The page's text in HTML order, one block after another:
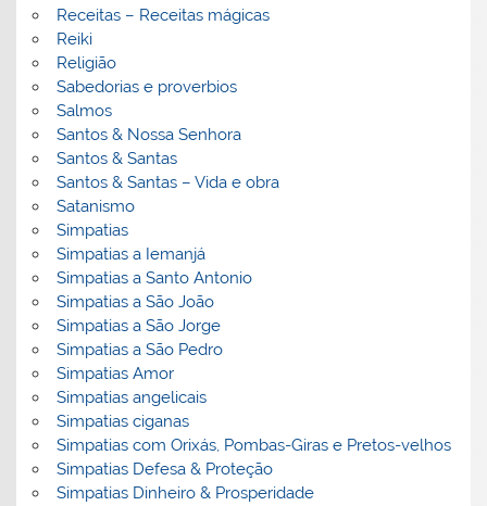
Receitas – Receitas mágicas
Reiki
Religião
Sabedorias e proverbios
Salmos
Santos & Nossa Senhora
Santos & Santas
Santos & Santas – Vida e obra
Satanismo
Simpatias
Simpatias a Iemanjá
Simpatias a Santo Antonio
Simpatias a São João
Simpatias a São Jorge
Simpatias a São Pedro
Simpatias Amor
Simpatias angelicais
Simpatias ciganas
Simpatias com Orixás, Pombas-Giras e Pretos-velhos
Simpatias Defesa & Proteção
Simpatias Dinheiro & Prosperidade